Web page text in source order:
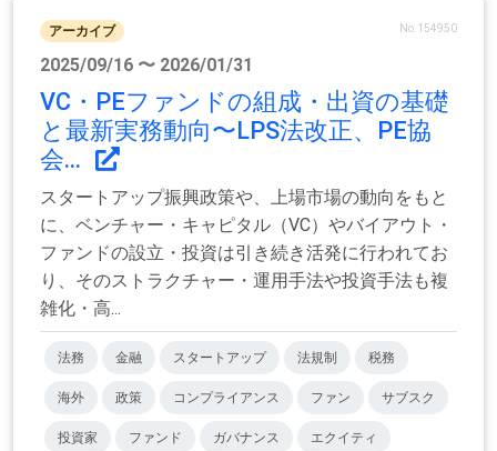
アーカイブ No.154950
2025/09/16 〜 2026/01/31
VC・PEファンドの組成・出資の基礎
と最新実務動向〜LPS法改正、PE協
会...
スタートアップ振興政策や、上場市場の動向をもと
に、ベンチャー・キャピタル（VC）やバイアウト・
ファンドの設立・投資は引き続き活発に行われてお
り、そのストラクチャー・運用手法や投資手法も複
雑化・高...
法務 金融 スタートアップ 法規制 税務
海外 政策 コンプライアンス ファン サブスク
投資家 ファンド ガバナンス エクイティ